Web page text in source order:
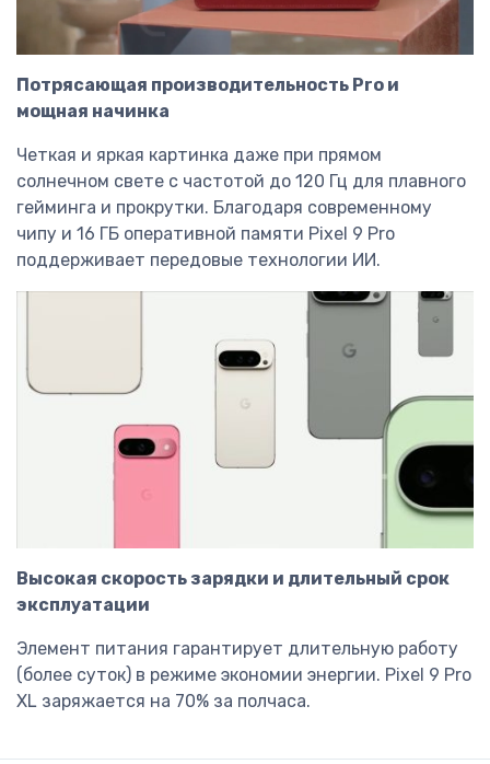
Потрясающая производительность Pro и
мощная начинка
Четкая и яркая картинка даже при прямом
солнечном свете с частотой до 120 Гц для плавного
гейминга и прокрутки. Благодаря современному
чипу и 16 ГБ оперативной памяти Pixel 9 Pro
поддерживает передовые технологии ИИ.
Высокая скорость зарядки и длительный срок
эксплуатации
Элемент питания гарантирует длительную работу
(более суток) в режиме экономии энергии. Pixel 9 Pro
XL заряжается на 70% за полчаса.